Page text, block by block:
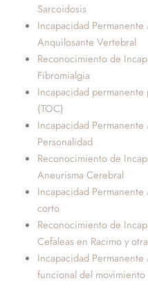
Sarcoidosis
Incapacidad
Anquilosante Vertebral
Reconocimiento de
Fibromialgia
Incapacidad
(TOC)
Incapacidad
Personalidad
Reconocimiento de
Aneurisma Cerebral
Incapacidad
corto
Reconocimiento de
Cefaleas en Racimo y
Incapacidad
funcional del movimiento